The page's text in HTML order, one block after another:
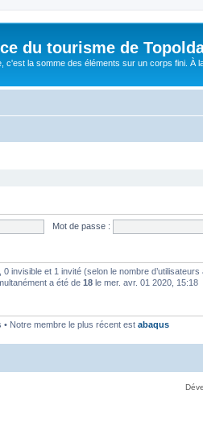
du tourisme de
c'est la somme des éléments sur un corps fini. À
Mot de passe :
invisible et 1 invité (selon le nombre
a été de 18 le mer. avr. 01 2020, 15:18
• Notre membre le plus récent est abaqus